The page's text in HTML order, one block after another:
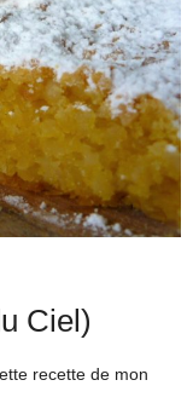
Ciel)
recette de mon